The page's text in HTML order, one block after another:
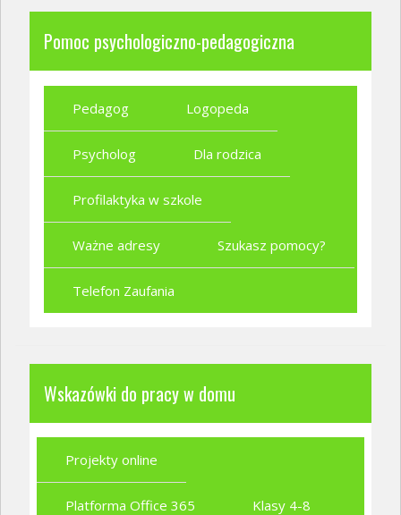
Pomoc psychologiczno-pedagogiczna
Pedagog Logopeda
Psycholog Dla rodzica
Profilaktyka w szkole
Ważne adresy Szukasz pomocy?
Telefon Zaufania
Wskazówki do pracy w domu
Projekty online
Platforma Office 365 Klasy 4-8